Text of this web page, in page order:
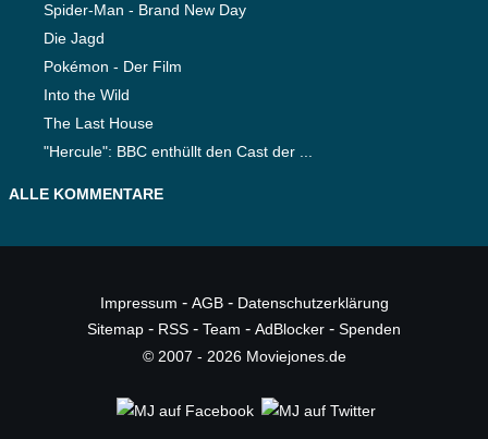
Spider-Man - Brand New Day
Die Jagd
Pokémon - Der Film
Into the Wild
The Last House
"Hercule": BBC enthüllt den Cast der ...
ALLE KOMMENTARE
Impressum - AGB- Datenschutzerklärung
Sitemap - RSS - Team - AdBlocker - Spenden
© 2007 - 2026 Moviejones.de